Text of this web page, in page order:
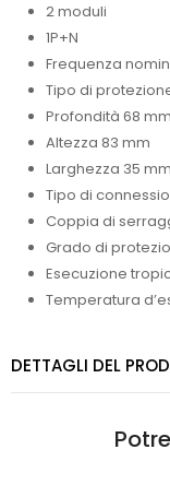
2 moduli
1P+N
Frequenza
Tipo di
Profondità 68 mm
Altezza 83 mm
Larghezza 35 mm
Tipo di
Coppia di
Grado di
Esecuzione
Temperatura
DETTAGLI DEL